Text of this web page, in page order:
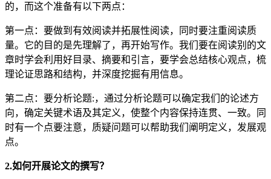
的，而这个准备有以下两点：
第一点：要做到有效阅读并拓展性阅读，同时要注重阅读质
量。它的目的是先理解了，再开始写作。我们要在阅读别的文
章时学会利用好目录、摘要和引言，要学会总结核心观点，梳
理论证思路和结构，并深度挖掘有用信息。
第二点：要分析论题:，通过分析论题可以确定我们的论述方
向，确定关键术语及其定义，使整个内容保持连贯、一致。同
时有一个点要注意，质疑问题可以帮助我们阐明定义，发展观
点。
2.如何开展论文的撰写？